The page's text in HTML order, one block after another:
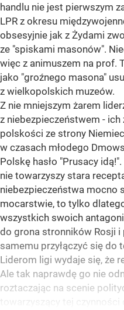
handlu nie jest pierwszym
LPR z okresu
obsesyjnie jak z Żydami
ze "spiskami masonów".
więc z animuszem na prof.
jako "groźnego masona"
z wielkopolskich muzeów.
Z nie mniejszym żarem
z niebezpieczeństwem - ich
polskości ze strony
w czasach młodego
Polskę hasło "Prusacy
nie towarzyszy stara
niebezpieczeństwa mocno
mocarstwie, to tylko
wszystkich swoich
do grona stronników Rosji
samemu przyłączyć się do
Liderom ligi wydaje się, że
Ale tak naprawdę go nie
roztaczając na scenie
towarzyszący tej czynności